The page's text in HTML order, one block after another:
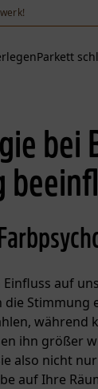
Parkett
bei
auf
Stimmung
während
ihn größer
also nicht
auf Ihre